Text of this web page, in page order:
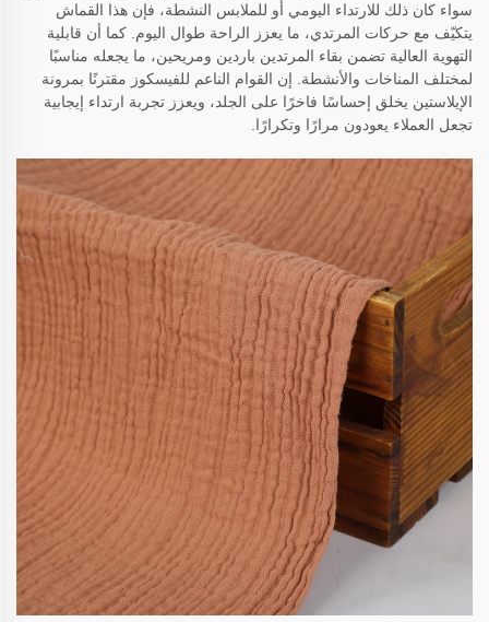
سواء كان ذلك للارتداء اليومي أو للملابس النشطة، فإن هذا القماش
يتكيّف مع حركات المرتدي، ما يعزز الراحة طوال اليوم. كما أن قابلية
التهوية العالية تضمن بقاء المرتدين باردين ومريحين، ما يجعله مناسبًا
لمختلف المناخات والأنشطة. إن القوام الناعم للفيسكوز مقترنًا بمرونة
الإيلاستين يخلق إحساسًا فاخرًا على الجلد، ويعزز تجربة ارتداء إيجابية
تجعل العملاء يعودون مرارًا وتكرارًا.